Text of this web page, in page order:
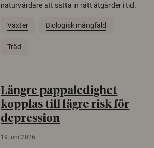
naturvårdare att sätta in rätt åtgärder i tid.
Växter Biologisk mångfald
Träd
Längre pappaledighet
kopplas till lägre risk för
depression
19 juni 2026